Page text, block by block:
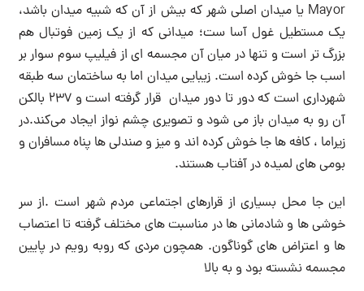
Mayor یا میدان اصلی شهر که بیش از آن که شبیه میدان باشد،
یک مستطیل غول آسا ست؛ میدانی که از یک زمین فوتبال هم
بزرگ تر است و تنها در میان آن مجسمه ای از فیلیپ سوم سوار بر
اسب جا خوش کرده است. زیبایی میدان اما به ساختمان سه طبقه
شهرداری است که دور تا دور میدان قرار گرفته است و ۲۳۷ بالکن
آن رو به میدان باز می شود و تصویری چشم نواز ایجاد می‌کند.در
زیراما ، کافه ها جا خوش کرده اند و میز و صندلی ها پناه مسافران و
بومی های لمیده در آفتاب هستند.
این جا محل بسیاری از قرارهای اجتماعی مردم شهر است .از سر
خوشی ها و شادمانی ها در مناسبت های مختلف گرفته تا اعتصاب
ها و اعتراض های گوناگون. همچون مردی که روبه رویم در پایین
مجسمه نشسته بود و به بالا